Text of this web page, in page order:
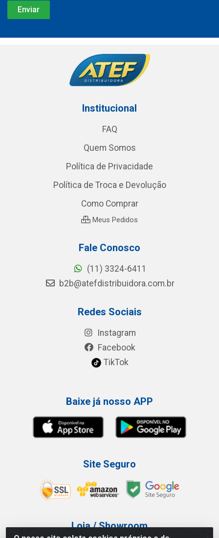
Institucional
FAQ
Quem Somos
Política de Privacidade
Política de Troca e Devolução
Como Comprar
Meus Pedidos
Fale Conosco
(11) 3324-6411
b2b@atefdistribuidora.com.br
Redes Sociais
Instagram
Facebook
TikTok
Baixe já nosso APP
Site Seguro
Loja / Showroom